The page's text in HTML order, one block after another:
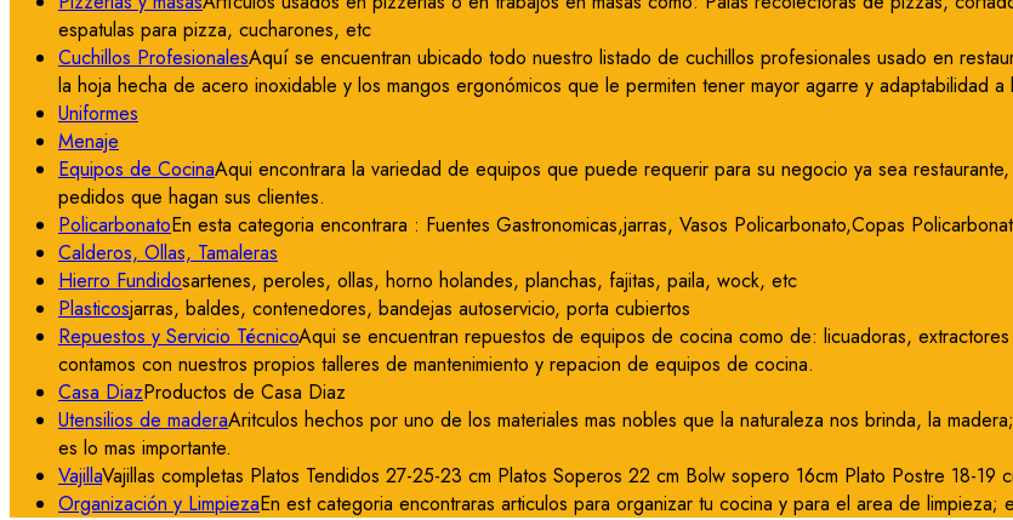
espatulas para pizza, cucharones, etc
Cuchillos ProfesionalesAquí se encuentran ubicado todo nuestro listado de cuchillos profesionales usado en
la hoja hecha de acero inoxidable y los mangos ergonómicos que le permiten tener mayor agarre y adaptabilidad
Uniformes
Menaje
Equipos de CocinaAqui encontrara la variedad de equipos que puede requerir para su negocio ya sea
pedidos que hagan sus clientes.
PolicarbonatoEn esta categoria encontrara : Fuentes Gastronomicas,jarras, Vasos Policarbonato,Copas
Calderos, Ollas, Tamaleras
Hierro Fundidosartenes, peroles, ollas, horno holandes, planchas, fajitas, paila, wock, etc
Plasticosjarras, baldes, contenedores, bandejas autoservicio, porta cubiertos
Repuestos y Servicio TécnicoAqui se encuentran repuestos de equipos de cocina como de: licuadoras,
contamos con nuestros propios talleres de mantenimiento y repacion de equipos de cocina.
Casa DiazProductos de Casa Diaz
Utensilios de maderaAritculos hechos por uno de los materiales mas nobles que la naturaleza nos brinda, la
es lo mas importante.
VajillaVajillas completas Platos Tendidos 27-25-23 cm Platos Soperos 22 cm Bolw sopero 16cm Plato Postre 18-19
Organización y LimpiezaEn est categoria encontraras articulos para organizar tu cocina y para el area de